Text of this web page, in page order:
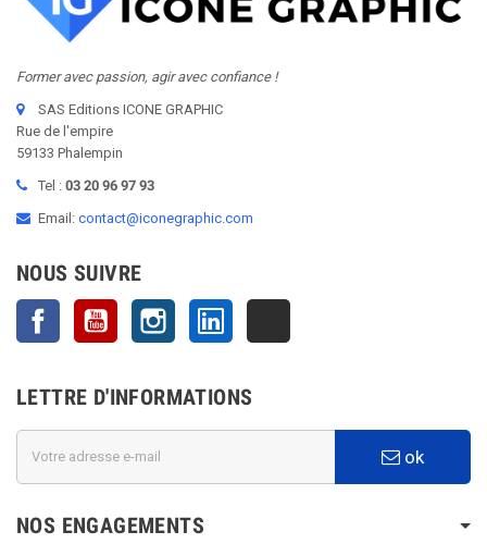
Former avec passion, agir avec confiance !
SAS Editions ICONE GRAPHIC
Rue de l'empire
59133 Phalempin
Tel : 03 20 96 97 93
Email: contact@iconegraphic.com
NOUS SUIVRE
Facebook YouTube Instagram LinkedIn
LETTRE D'INFORMATIONS
ok
NOS ENGAGEMENTS